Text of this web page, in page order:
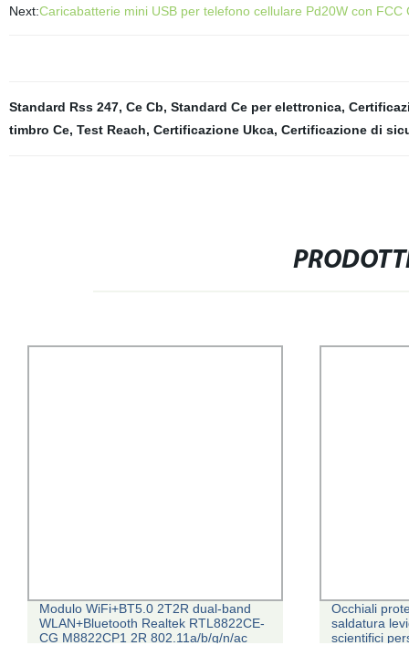
Next:Caricabatterie mini USB per telefono cellulare Pd20W con FCC
Standard Rss 247, Ce Cb, Standard Ce per elettronica,
timbro Ce, Test Reach, Certificazione Ukca, Certificazione di
Modulo WiFi+BT5.0 2T2R dual-band
WLAN+Bluetooth Realtek RTL8822CE-
CG M8822CP1 2R 802.11a/b/g/n/ac
Occhiali
saldatura
scientifici